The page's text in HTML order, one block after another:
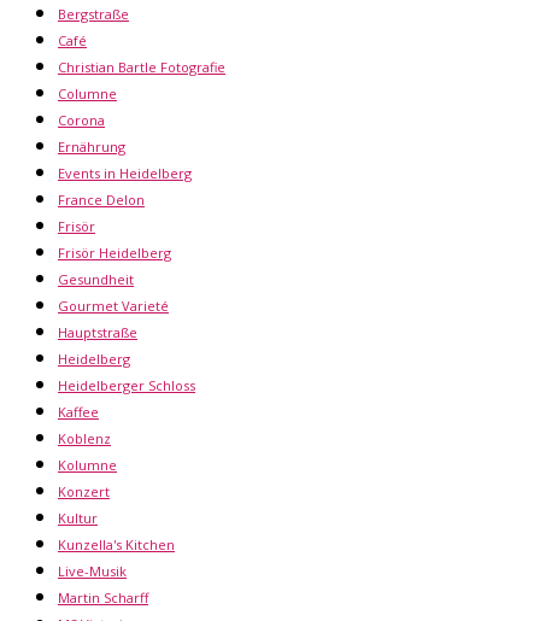
Bergstraße
Café
Christian Bartle Fotografie
Columne
Corona
Ernährung
Events in Heidelberg
France Delon
Frisör
Frisör Heidelberg
Gesundheit
Gourmet Varieté
Hauptstraße
Heidelberg
Heidelberger Schloss
Kaffee
Koblenz
Kolumne
Konzert
Kultur
Kunzella's Kitchen
Live-Musik
Martin Scharff